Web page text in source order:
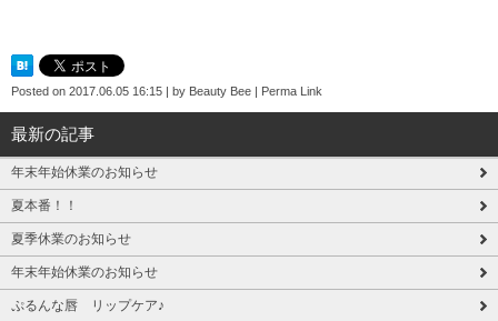
Posted on 2017.06.05 16:15 | by Beauty Bee | Perma Link
最新の記事
年末年始休業のお知らせ
夏本番！！
夏季休業のお知らせ
年末年始休業のお知らせ
ぷるんな唇 リップケア♪